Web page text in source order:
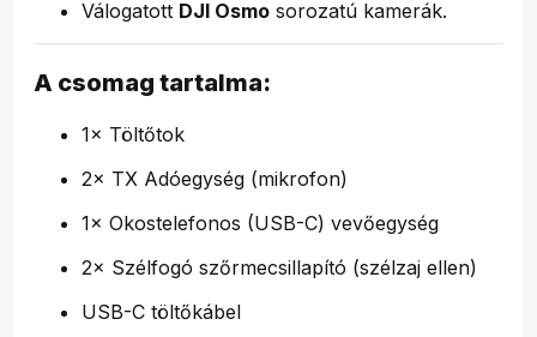
Válogatott DJI Osmo sorozatú kamerák.
A csomag tartalma:
1× Töltőtok
2× TX Adóegység (mikrofon)
1× Okostelefonos (USB-C) vevőegység
2× Szélfogó szőrmecsillapító (szélzaj ellen)
USB-C töltőkábel